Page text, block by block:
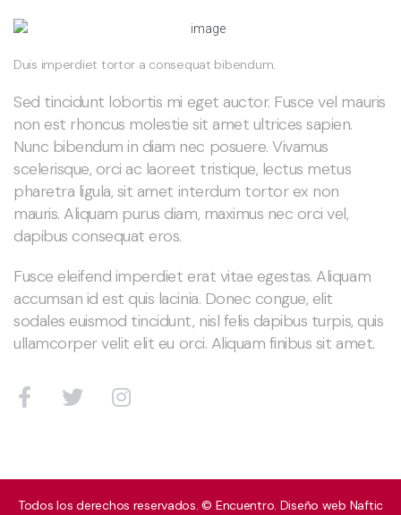
Duis imperdiet tortor a consequat bibendum.
Sed tincidunt lobortis mi eget auctor. Fusce vel mauris
non est rhoncus molestie sit amet ultrices sapien.
Nunc bibendum in diam nec posuere. Vivamus
scelerisque, orci ac laoreet tristique, lectus metus
pharetra ligula, sit amet interdum tortor ex non
mauris. Aliquam purus diam, maximus nec orci vel,
dapibus consequat eros.
Fusce eleifend imperdiet erat vitae egestas. Aliquam
accumsan id est quis lacinia. Donec congue, elit
sodales euismod tincidunt, nisl felis dapibus turpis, quis
ullamcorper velit elit eu orci. Aliquam finibus sit amet.
Todos los derechos reservados. © Encuentro. Diseño web Naftic